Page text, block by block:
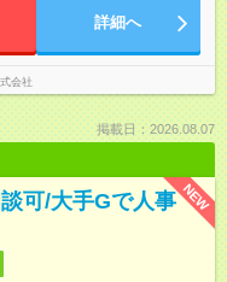
詳細へ
会社
掲載日：2026.08.07
NEW
可/大手Gで人事